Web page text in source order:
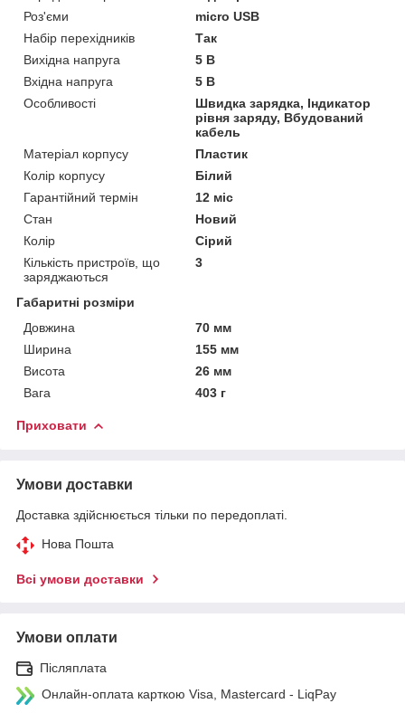
Роз'єми
micro USB
Набір перехідників
Так
Вихідна напруга
5 В
Вхідна напруга
5 В
Особливості
Швидка зарядка, Індикатор
рівня заряду, Вбудований
кабель
Матеріал корпусу
Пластик
Колір корпусу
Білий
Гарантійний термін
12 міс
Стан
Новий
Колір
Сірий
Кількість пристроїв, що
заряджаються
3
Габаритні розміри
Довжина
70 мм
Ширина
155 мм
Висота
26 мм
Вага
403 г
Приховати
Умови доставки
Доставка здійснюється тільки по передоплаті.
Нова Пошта
Всі умови доставки
Умови оплати
Післяплата
Онлайн-оплата карткою Visa, Mastercard - LiqPay